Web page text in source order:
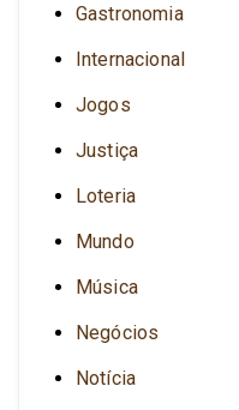
Gastronomia
Internacional
Jogos
Justiça
Loteria
Mundo
Música
Negócios
Notícia